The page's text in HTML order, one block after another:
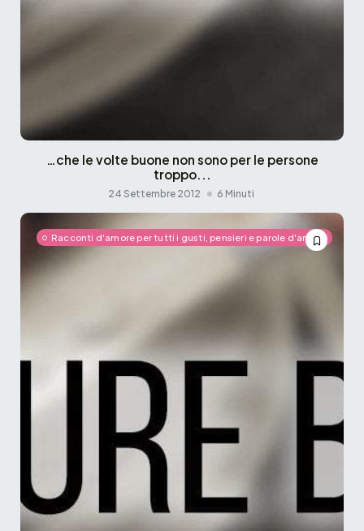
…che le volte buone non sono per le persone
troppo...
24 Settembre 2012 6 Minuti
Racconti d'amore per tutti i gusti, pensieri e parole d'amore